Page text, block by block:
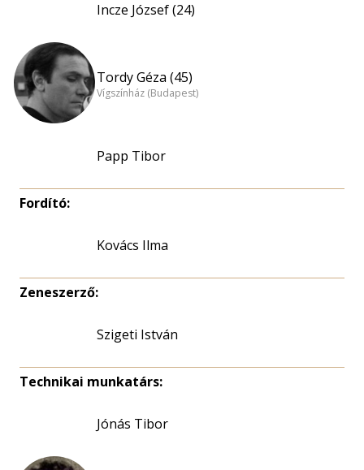
Incze József (24)
Tordy Géza (45)
Vígszínház (Budapest)
Papp Tibor
Fordító:
Kovács Ilma
Zeneszerző:
Szigeti István
Technikai munkatárs:
Jónás Tibor